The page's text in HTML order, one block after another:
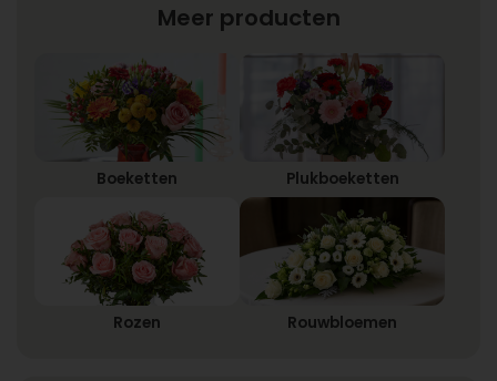
Meer producten
Boeketten Plukboeketten
Rozen Rouwbloemen